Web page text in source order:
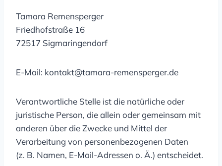
Tamara Remensperger
Friedhofstraße 16
72517 Sigmaringendorf
E-Mail: kontakt@tamara-remensperger.de
Verantwortliche Stelle ist die natürliche oder
juristische Person, die allein oder gemeinsam mit
anderen über die Zwecke und Mittel der
Verarbeitung von personenbezogenen Daten
(z. B. Namen, E-Mail-Adressen o. Ä.) entscheidet.